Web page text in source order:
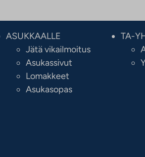
ASUKKAALLE
Jätä vikailmoitus
Asukassivut
Lomakkeet
Asukasopas
TA-